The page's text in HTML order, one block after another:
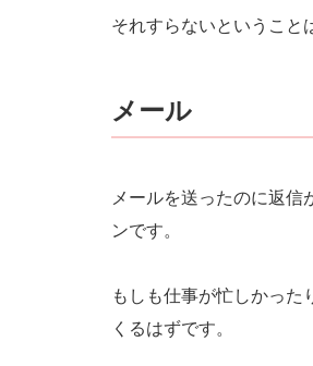
それすらないということ
メール
メールを送ったのに返
ンです。
もしも仕事が忙しかった
くるはずです。